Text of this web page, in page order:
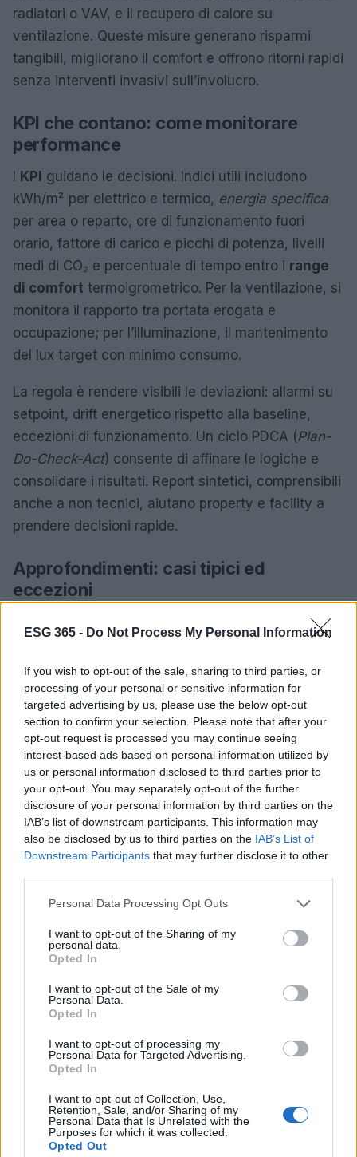
ESG 365 - Do Not Process My Personal Information
If you wish to opt-out of the sale, sharing to third parties, or
processing of your personal or sensitive information for
targeted advertising by us, please use the below opt-out
section to confirm your selection. Please note that after your
opt-out request is processed you may continue seeing
interest-based ads based on personal information utilized by
us or personal information disclosed to third parties prior to
your opt-out. You may separately opt-out of the further
disclosure of your personal information by third parties on the
IAB’s list of downstream participants. This information may
also be disclosed by us to third parties on the IAB’s List of
Downstream Participants that may further disclose it to other
Please note that this website/app uses one or more Google
not limited to your visit or usage behaviour. You may click to
grant or deny consent to Google and its third-party tags to
use your data for below specified purposes in below Google
consent section.
Personal Data Processing Opt Outs
I want to opt-out of the Sharing of my
personal data.
Opted In
I want to opt-out of the Sale of my
Personal Data.
Opted In
I want to opt-out of processing my
Personal Data for Targeted Advertising.
Opted In
I want to opt-out of Collection, Use,
Retention, Sale, and/or Sharing of my
Personal Data that Is Unrelated with the
Purposes for which it was collected.
Opted Out
radiatori o VAV, e il recupero di calore su
ventilazione. Queste misure generano risparmi
tangibili, migliorano il comfort e offrono ritorni rapidi
senza interventi invasivi sull’involucro.
KPI che contano: come monitorare
performance
KPI guidano le decisioni. Indici utili includono
kWh/m² per elettrico e termico, energia specifica
per area o reparto, ore di funzionamento fuori
orario, fattore di carico e picchi di potenza, livelli
medi di CO₂ e percentuale di tempo entro i range
di comfort termoigrometrico. Per la ventilazione, si
monitora il rapporto tra portata erogata e
occupazione; per l’illuminazione, il mantenimento
del lux target con minimo consumo.
La regola è rendere visibili le deviazioni: allarmi su
setpoint, drift energetico rispetto alla baseline,
eccezioni di funzionamento. Un ciclo PDCA (Plan-
Do-Check-Act) consente di affinare le logiche e
consolidare i risultati. Report sintetici, comprensibili
anche a non tecnici, aiutano property e facility a
prendere decisioni rapide.
Approfondimenti: casi tipici ed
eccezioni
occupancy
e HVAC evita climatizzazione di spazi vuoti; negli
spazi scolastici, la priorità è l’IAQcon CO₂ come
guida per la ventilazione demand-controlled. In
hotel, l’interfaccia con PMS consente setpoint
dinamici per camere occupate e non. Nelle aree
sanitarie, le logiche rispettano requisiti stringenti su
pressioni e ricambi, con sensori ridondanti e
allarmiqualificati.
Eccezioni tipiche riguardano edifici con involucro
molto scadente o impianti obsoleti: in questi casi, il
retrofit impiantisticopuò richiedere interventi più
profondi (generatori ad alta efficienza, pompe di
calore, centraline evolute). Dove la connettività è
limitata, soluzioni
con storicizzazione locale e
senza dipendere dalla rete.
Manutenzione e miglioramento
continuo
manutenzioneè allineata ai dati. La manutenzione
predittiva, basata su trend e soglie, anticipa guasti